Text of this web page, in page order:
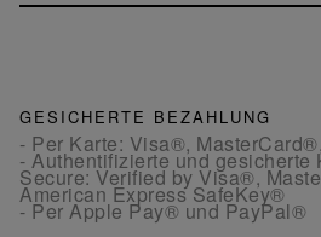
GESICHERTE BEZAHLUNG
- Per Karte: Visa®,
- Authentifizierte und gesicherte
Secure: Verified by Visa®,
American Express SafeKey®
- Per Apple Pay® und PayPal®